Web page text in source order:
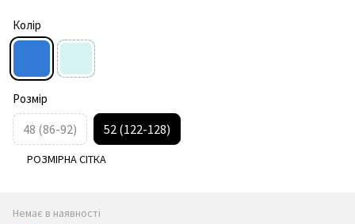
Колір
Розмір
48 (86-92) 52 (122-128)
РОЗМІРНА СІТКА
Немає в наявності